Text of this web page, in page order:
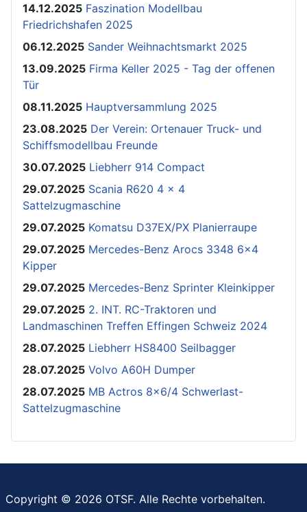
14.12.2025 Faszination Modellbau
Friedrichshafen 2025
06.12.2025 Sander Weihnachtsmarkt 2025
13.09.2025 Firma Keller 2025 - Tag der offenen
Tür
08.11.2025 Hauptversammlung 2025
23.08.2025 Der Verein: Ortenauer Truck- und
Schiffsmodellbau Freunde
30.07.2025 Liebherr 914 Compact
29.07.2025 Scania R620 4 x 4
Sattelzugmaschine
29.07.2025 Komatsu D37EX/PX Planierraupe
29.07.2025 Mercedes-Benz Arocs 3348 6x4
Kipper
29.07.2025 Mercedes-Benz Sprinter Kleinkipper
29.07.2025 2. INT. RC-Traktoren und
Landmaschinen Treffen Effingen Schweiz 2024
28.07.2025 Liebherr HS8400 Seilbagger
28.07.2025 Volvo A60H Dumper
28.07.2025 MB Actros 8x6/4 Schwerlast-
Sattelzugmaschine
Copyright © 2026 OTSF. Alle Rechte vorbehalten.